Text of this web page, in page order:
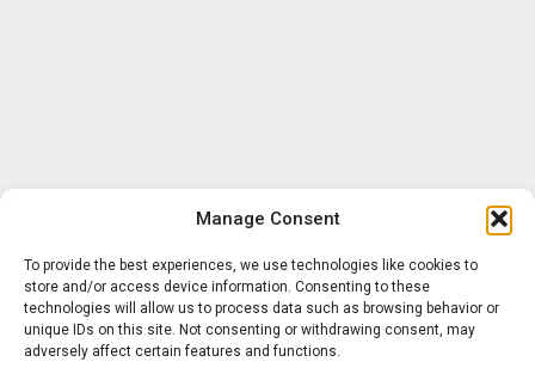
Manage Consent
To provide the best experiences, we use technologies like cookies to
store and/or access device information. Consenting to these
technologies will allow us to process data such as browsing behavior or
unique IDs on this site. Not consenting or withdrawing consent, may
adversely affect certain features and functions.